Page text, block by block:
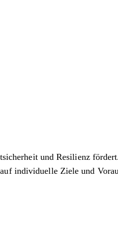
und Resilienz
individuelle Ziele und